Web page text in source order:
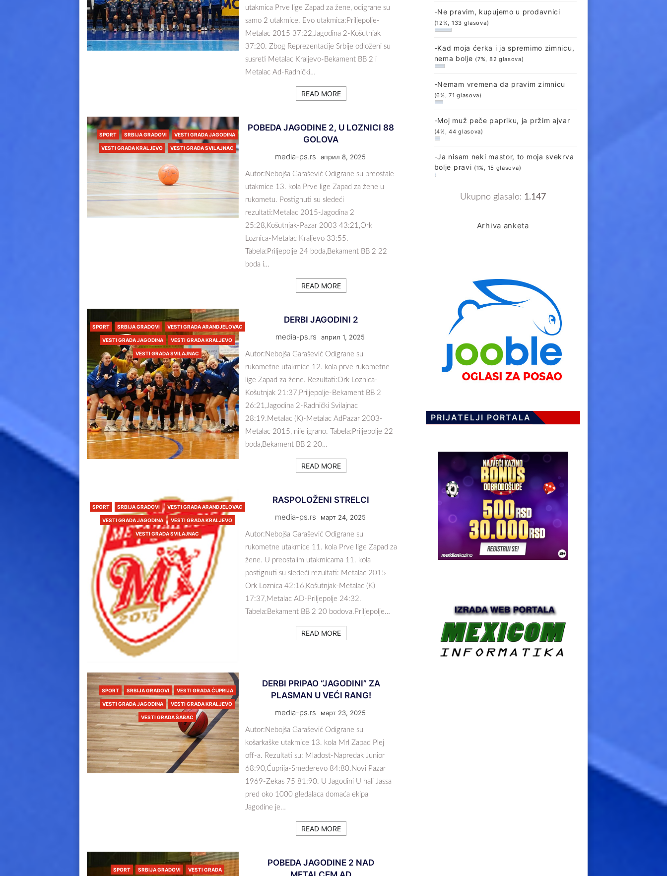
utakmica Prve lige Zapad za žene, odigrane su
samo 2 utakmice. Evo utakmica:Priljepolje-
Metalac 2015 37:22,Jagodina 2-Košutnjak
37:20. Zbog Reprezentacije Srbije odloženi su
susreti Metalac Kraljevo-Bekament BB 2 i
Metalac Ad-Radnički…
READ MORE
SPORT SRBIJA GRADOVI VESTI GRADA JAGODINA
VESTI GRADA KRALJEVO VESTI GRADA SVILAJNAC
POBEDA JAGODINE 2, U LOZNICI 88
GOLOVA
media-ps.rs април 8, 2025
Autor:Nebojša Garašević Odigrane su preostale
utakmice 13. kola Prve lige Zapad za žene u
rukometu. Postignuti su sledeći
rezultati:Metalac 2015-Jagodina 2
25:28,Košutnjak-Pazar 2003 43:21,Ork
Loznica-Metalac Kraljevo 33:55.
Tabela:Priljepolje 24 boda,Bekament BB 2 22
boda i…
READ MORE
SPORT SRBIJA GRADOVI VESTI GRADA ARANDJELOVAC
VESTI GRADA JAGODINA VESTI GRADA KRALJEVO
VESTI GRADA SVILAJNAC
DERBI JAGODINI 2
media-ps.rs април 1, 2025
Autor:Nebojša Garašević Odigrane su
rukometne utakmice 12. kola prve rukometne
lige Zapad za žene. Rezultati:Ork Loznica-
Košutnjak 21:37,Priljepolje-Bekament BB 2
26:21,Jagodina 2-Radnički Svilajnac
28:19.Metalac (K)-Metalac AdPazar 2003-
Metalac 2015, nije igrano. Tabela:Priljepolje 22
boda,Bekament BB 2 20…
READ MORE
SPORT SRBIJA GRADOVI VESTI GRADA ARANDJELOVAC
VESTI GRADA JAGODINA VESTI GRADA KRALJEVO
VESTI GRADA SVILAJNAC
RASPOLOŽENI STRELCI
media-ps.rs март 24, 2025
Autor:Nebojša Garašević Odigrane su
rukometne utakmice 11. kola Prve lige Zapad za
žene. U preostalim utakmicama 11. kola
postignuti su sledeći rezultati: Metalac 2015-
Ork Loznica 42:16,Košutnjak-Metalac (K)
17:37,Metalac AD-Priljepolje 24:32.
Tabela:Bekament BB 2 20 bodova.Priljepolje…
READ MORE
SPORT SRBIJA GRADOVI VESTI GRADA ĆUPRIJA
VESTI GRADA JAGODINA VESTI GRADA KRALJEVO
VESTI GRADA ŠABAC
DERBI PRIPAO “JAGODINI” ZA
PLASMAN U VEĆI RANG!
media-ps.rs март 23, 2025
Autor:Nebojša Garašević Odigrane su
košarkaške utakmice 13. kola Mrl Zapad Plej
off-a. Rezultati su: Mladost-Napredak Junior
68:90,Ćuprija-Smederevo 84:80.Novi Pazar
1969-Zekas 75 81:90. U Jagodini U hali Jassa
pred oko 1000 gledalaca domaća ekipa
Jagodine je…
READ MORE
SPORT SRBIJA GRADOVI VESTI GRADA
POBEDA JAGODINE 2 NAD
-Ne pravim, kupujemo u prodavnici
(12%, 133 glasova)
-Kad moja ćerka i ja spremimo zimnicu,
nema bolje (7%, 82 glasova)
-Nemam vremena da pravim zimnicu
(6%, 71 glasova)
-Moj muž peče papriku, ja pržim ajvar
(4%, 44 glasova)
-Ja nisam neki mastor, to moja svekrva
bolje pravi (1%, 15 glasova)
Ukupno glasalo: 1.147
Arhiva anketa
PRIJATELJI PORTALA